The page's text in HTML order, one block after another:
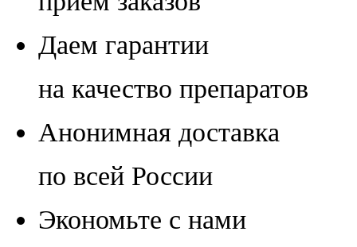
Даем гарантии
на качество препаратов
Анонимная доставка
по всей России
Экономьте с нами